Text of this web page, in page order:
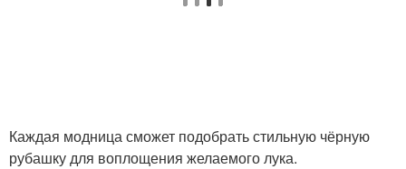
Рубашки в клетку Клетчатая рубашка
Каждая модница сможет подобрать стильную чёрную
рубашку для воплощения желаемого лука.